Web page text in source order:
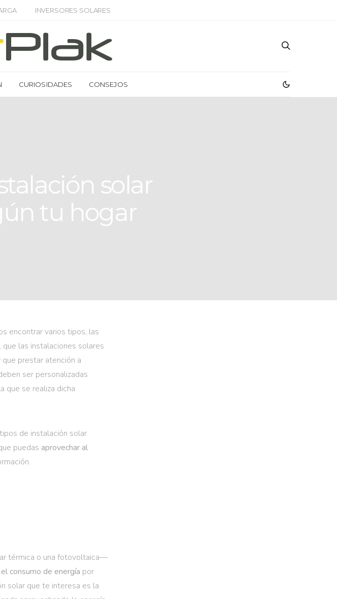
INVERSORES SOLARES
CURIOSIDADES CONSEJOS
solar
tu hogar
encontrar varios tipos, las
las instalaciones solares
prestar atención a
ser personalizadas
que se realiza dicha
de instalación solar
puedas aprovechar al
térmica o una fotovoltaica—
consumo de energía por
solar que te interesa es la